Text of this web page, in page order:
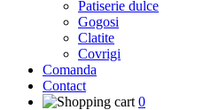
Patiserie dulce
Gogosi
Clatite
Covrigi
Comanda
Contact
0